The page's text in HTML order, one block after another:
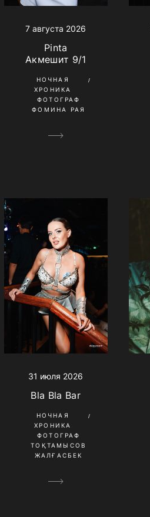
7 августа 2026
Pinta
Акмешит 9/1
НОЧНАЯ
ХРОНИКА
ФОТОГРАФ
ФОМИНА РАЯ
31 июля 2026
Bla Bla Bar
НОЧНАЯ
ХРОНИКА
ФОТОГРАФ
ТОҚТАМЫСОВ
ЖАЛҒАСБЕК